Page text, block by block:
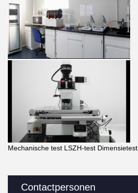
Contactpersonen
Mechanische test LSZH-test Dimensietest